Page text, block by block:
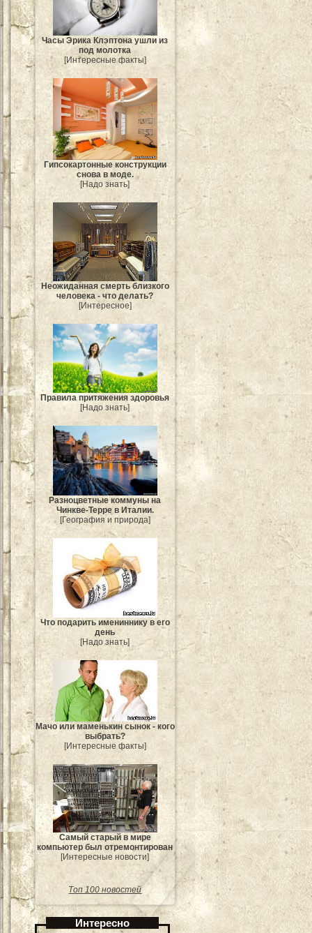
Часы Эрика Клэптона ушли из
под молотка
[Интересные факты]
Гипсокартонные конструкции
снова в моде.
[Надо знать]
Неожиданная смерть близкого
человека - что делать?
[Интересное]
Правила притяжения здоровья
[Надо знать]
Разноцветные коммуны на
Чинкве-Терре в Италии.
[География и природа]
Что подарить имениннику в его
день
[Надо знать]
Мачо или маменькин сынок - кого
выбрать?
[Интересные факты]
Самый старый в мире
компьютер был отремонтирован
[Интересные новости]
Топ 100 новостей
Интересно